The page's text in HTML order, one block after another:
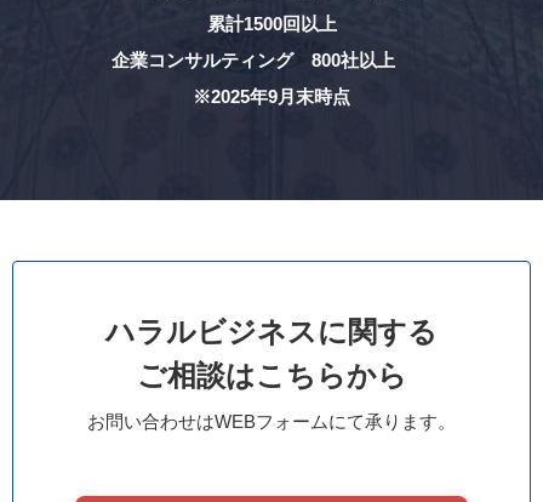
累計1500回以上
企業コンサルティング 800社以上
※2025年9月末時点
ハラルビジネスに関する
ご相談はこちらから
お問い合わせはWEBフォームにて承ります。